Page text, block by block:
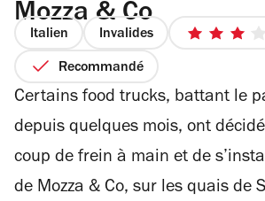
Mozza & Co
Italien Invalides
3
Recommandé
Certains food trucks, battant le
depuis quelques mois, ont
coup de frein à main et de
de Mozza & Co, sur les quais de